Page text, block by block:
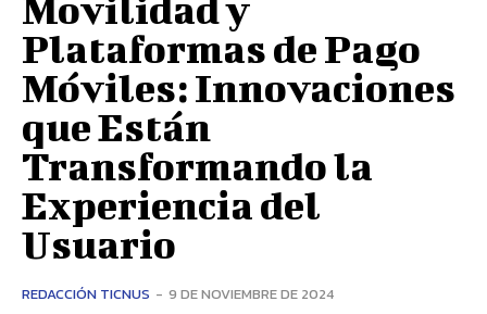
Plataformas de Pago
Móviles: Innovaciones
que Están
Transformando la
Experiencia del
Usuario
REDACCIÓN TICNUS - 9 DE NOVIEMBRE DE 2024